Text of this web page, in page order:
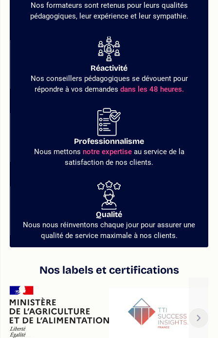
Nos formateurs sont retenus pour leurs qualités
pédagogiques, leur expérience et leur sympathie.
Réactivité
Nos conseillers pédagogiques se dévouent pour
répondre à vos demandes dans les 48 heures.
Professionnalisme
Nous mettons notre expertiseau service de la
satisfaction de nos clients.
Qualité
Nous nous réinventons chaque jour pour assurer une
qualité de service maximale à nos clients.
Nos labels et certifications